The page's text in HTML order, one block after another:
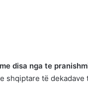
disa nga te
shqiptare të